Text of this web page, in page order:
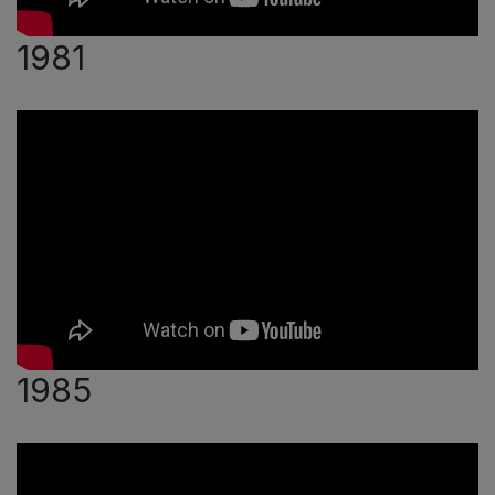
1981
1985